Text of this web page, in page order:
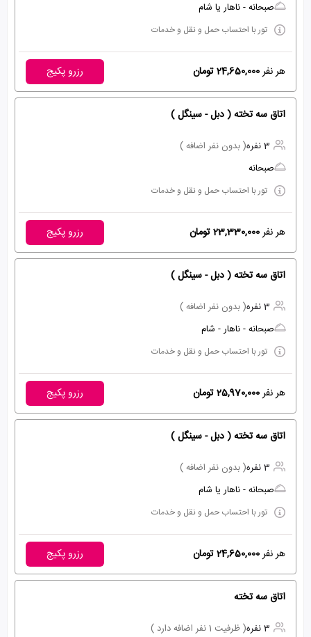
صبحانه - ناهار یا شام
تور با احتساب حمل و نقل و خدمات
هر نفر24,650,000 تومان رزرو پکیج
اتاق سه تخته ( دبل - سینگل )
3 نفره
( بدون نفر اضافه )
صبحانه
تور با احتساب حمل و نقل و خدمات
هر نفر23,330,000 تومان رزرو پکیج
اتاق سه تخته ( دبل - سینگل )
3 نفره
( بدون نفر اضافه )
صبحانه - ناهار - شام
تور با احتساب حمل و نقل و خدمات
هر نفر25,970,000 تومان رزرو پکیج
اتاق سه تخته ( دبل - سینگل )
3 نفره
( بدون نفر اضافه )
صبحانه - ناهار یا شام
تور با احتساب حمل و نقل و خدمات
هر نفر24,650,000 تومان رزرو پکیج
اتاق سه تخته
3 نفره
( ظرفیت 1 نفر اضافه دارد )